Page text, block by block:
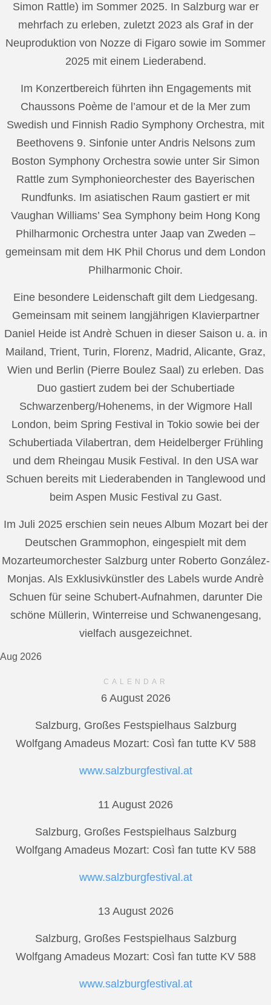
Simon Rattle) im Sommer 2025. In Salzburg war er
mehrfach zu erleben, zuletzt 2023 als Graf in der
Neuproduktion von Nozze di Figaro sowie im Sommer
2025 mit einem Liederabend.
Im Konzertbereich führten ihn Engagements mit
Chaussons Poème de l’amour et de la Mer zum
Swedish und Finnish Radio Symphony Orchestra, mit
Beethovens 9. Sinfonie unter Andris Nelsons zum
Boston Symphony Orchestra sowie unter Sir Simon
Rattle zum Symphonieorchester des Bayerischen
Rundfunks. Im asiatischen Raum gastiert er mit
Vaughan Williams’ Sea Symphony beim Hong Kong
Philharmonic Orchestra unter Jaap van Zweden –
gemeinsam mit dem HK Phil Chorus und dem London
Philharmonic Choir.
Eine besondere Leidenschaft gilt dem Liedgesang.
Gemeinsam mit seinem langjährigen Klavierpartner
Daniel Heide ist Andrè Schuen in dieser Saison u. a. in
Mailand, Trient, Turin, Florenz, Madrid, Alicante, Graz,
Wien und Berlin (Pierre Boulez Saal) zu erleben. Das
Duo gastiert zudem bei der Schubertiade
Schwarzenberg/Hohenems, in der Wigmore Hall
London, beim Spring Festival in Tokio sowie bei der
Schubertiada Vilabertran, dem Heidelberger Frühling
und dem Rheingau Musik Festival. In den USA war
Schuen bereits mit Liederabenden in Tanglewood und
beim Aspen Music Festival zu Gast.
Im Juli 2025 erschien sein neues Album Mozart bei der
Deutschen Grammophon, eingespielt mit dem
Mozarteumorchester Salzburg unter Roberto González-
Monjas. Als Exklusivkünstler des Labels wurde Andrè
Schuen für seine Schubert-Aufnahmen, darunter Die
schöne Müllerin, Winterreise und Schwanengesang,
vielfach ausgezeichnet.
Aug 2026
CALENDAR
6 August 2026
Salzburg, Großes Festspielhaus Salzburg
Wolfgang Amadeus Mozart: Così fan tutte KV 588
www.salzburgfestival.at
11 August 2026
Salzburg, Großes Festspielhaus Salzburg
Wolfgang Amadeus Mozart: Così fan tutte KV 588
www.salzburgfestival.at
13 August 2026
Salzburg, Großes Festspielhaus Salzburg
Wolfgang Amadeus Mozart: Così fan tutte KV 588
www.salzburgfestival.at